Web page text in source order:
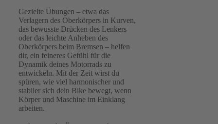
Gezielte Übungen – etwa das
Verlagern des Oberkörpers in Kurven,
das bewusste Drücken des Lenkers
oder das leichte Anheben des
Oberkörpers beim Bremsen – helfen
dir, ein feineres Gefühl für die
Dynamik deines Motorrads zu
entwickeln. Mit der Zeit wirst du
spüren, wie viel harmonischer und
stabiler sich dein Bike bewegt, wenn
Körper und Maschine im Einklang
arbeiten.